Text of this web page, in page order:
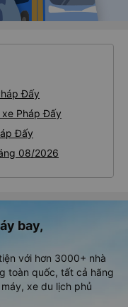
Đấy
Pháp Đấy
Đấy
08/2026
bay,
với hơn 3000+ nhà
toàn quốc, tất cả hãng
xe du lịch phủ